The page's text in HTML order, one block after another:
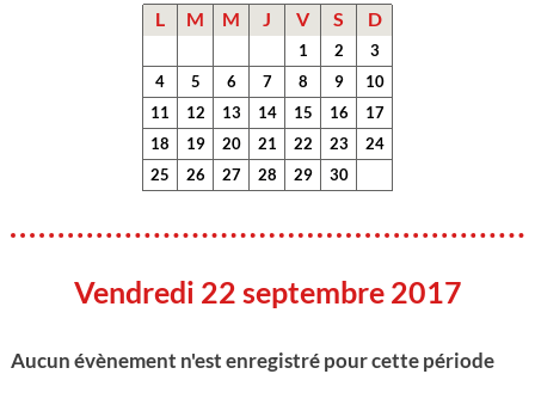
L M M J V S D
1 2
3
4
5 6 7 8 9
10
11
12 13 14 15 16
17
18
19 20 21 22 23
24
25
26 27 28 29 30
Vendredi 22 septembre 2017
Aucun évènement n'est enregistré pour cette période